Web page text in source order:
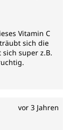
von 5 Sternen
Vitamin C
sich die
super z.B.
vor 3 Jahren